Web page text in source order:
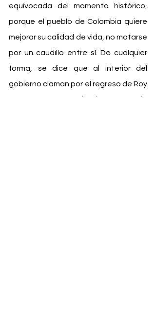
equivocada del momento histórico,
porque el pueblo de Colombia quiere
mejorar su calidad de vida, no matarse
por un caudillo entre sí. De cualquier
forma, se dice que al interior del
gobierno claman por el regreso de Roy
Barreras, por ser el único capaz de